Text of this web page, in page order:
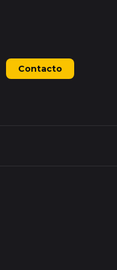
Contacto